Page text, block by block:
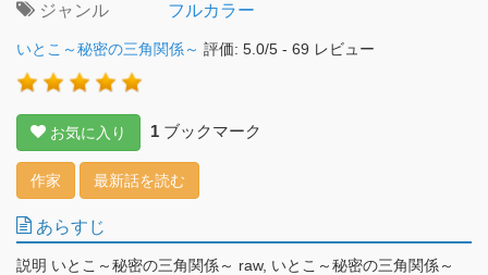
ジャンル
フルカラー
いとこ～秘密の三角関係～ 評価: 5.0/5 - 69 レビュー
お気に入り 1 ブックマーク
作家 最新話を読む
あらすじ
説明 いとこ～秘密の三角関係～ raw, いとこ～秘密の三角関係～